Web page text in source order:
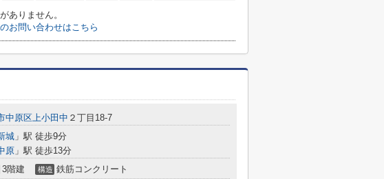
ありません。
お問い合わせはこちら
中原区上小田中 ２丁目18-7
城 」駅 徒歩9分
原 」駅 徒歩13分
3階建 構造 鉄筋コンクリート